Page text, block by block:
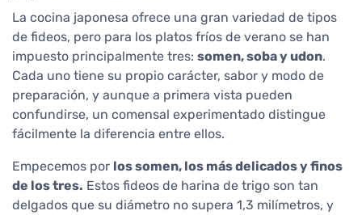
La cocina japonesa ofrece una gran variedad de tipos
de fideos, pero para los platos fríos de verano se han
impuesto principalmente tres: somen, soba y udon.
Cada uno tiene su propio carácter, sabor y modo de
preparación, y aunque a primera vista pueden
confundirse, un comensal experimentado distingue
fácilmente la diferencia entre ellos.
Empecemos por los somen, los más delicados y finos
de los tres. Estos fideos de harina de trigo son tan
delgados que su diámetro no supera 1,3 milímetros, y